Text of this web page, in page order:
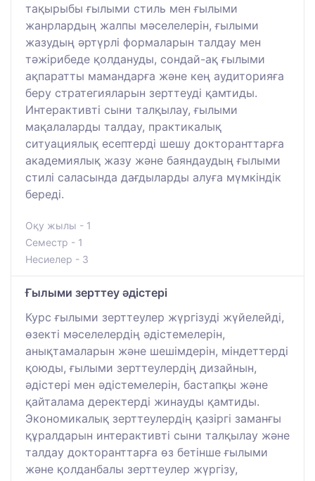
тақырыбы ғылыми стиль мен ғылыми
жанрлардың жалпы мәселелерін, ғылыми
жазудың әртүрлі формаларын талдау мен
тәжірибеде қолдануды, сондай-ақ ғылыми
ақпаратты мамандарға және кең аудиторияға
беру стратегияларын зерттеуді қамтиды.
Интерактивті сыни талқылау, ғылыми
мақалаларды талдау, практикалық
ситуациялық есептерді шешу докторанттарға
академиялық жазу және баяндаудың ғылыми
стилі саласында дағдыларды алуға мүмкіндік
береді.
Оқу жылы - 1
Семестр - 1
Несиелер - 3
Ғылыми зерттеу әдістері
Курс ғылыми зерттеулер жүргізуді жүйелейді,
өзекті мәселелердің әдістемелерін,
анықтамаларын және шешімдерін, міндеттерді
қоюды, ғылыми зерттеулердің дизайнын,
әдістері мен әдістемелерін, бастапқы және
қайталама деректерді жинауды қамтиды.
Экономикалық зерттеулердің қазіргі заманғы
құралдарын интерактивті сыни талқылау және
талдау докторанттарға өз бетінше ғылыми
және қолданбалы зерттеулер жүргізу,